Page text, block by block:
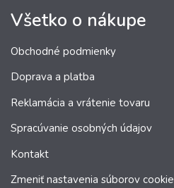
Všetko o nákupe
Obchodné podmienky
Doprava a platba
Reklamácia a vrátenie tovaru
Spracúvanie osobných údajov
Kontakt
Zmeniť nastavenia súborov cookie